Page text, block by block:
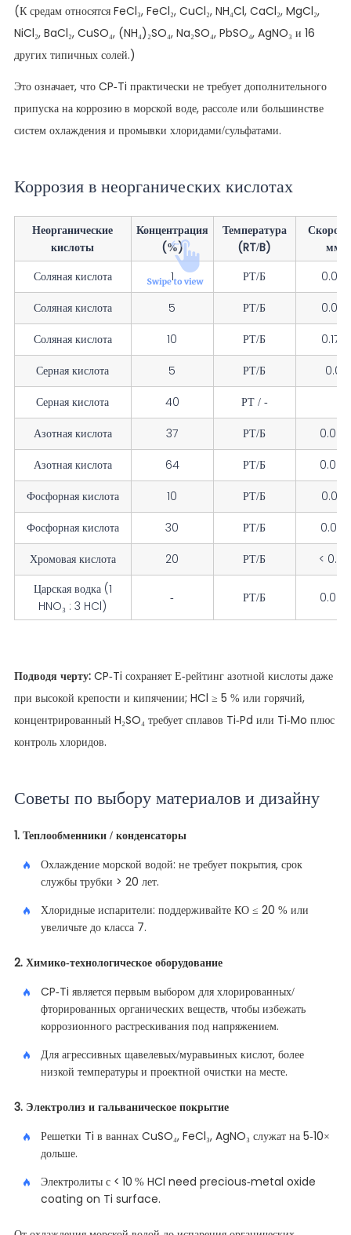
(К средам относятся FeCl₃, FeCl₂, CuCl₂, NH₄Cl, CaCl₂, MgCl₂,
NiCl₂, BaCl₂, CuSO₄, (NH₄)₂SO₄, Na₂SO₄, PbSO₄, AgNO₃ и 16
других типичных солей.)
Это означает, что CP-Ti практически не требует дополнительного
припуска на коррозию в морской воде, рассоле или большинстве
систем охлаждения и промывки хлоридами/сульфатами.
Коррозия в неорганических кислотах
Неорганические
кислоты
Концентрация
(%)
Температура
(RT/B)
мм/
Соляная кислота
1 РТ/Б
Соляная кислота
5 РТ/Б
Соляная кислота
10 РТ/Б
Серная кислота
5 РТ/Б
Серная кислота
40 РТ / -
Азотная кислота
37 РТ/Б
0.000
Азотная кислота
64 РТ/Б
0.000
Фосфорная кислота
10 РТ/Б
Фосфорная кислота
30 РТ/Б
Хромовая кислота
20 РТ/Б
<
Царская водка (1
HNO₃ : 3 HCl)
- РТ/Б 0.000
Подводя черту:CP-Ti сохраняет Е-рейтинг азотной кислоты даже
при высокой крепости и кипячении; HCl ≥ 5 % или горячий,
концентрированный H₂SO₄ требует сплавов Ti-Pd или Ti-Mo плюс
контроль хлоридов.
Советы по выбору материалов и дизайну
1. Теплообменники / конденсаторы
Охлаждение морской водой: не требует покрытия, срок
службы трубки > 20 лет.
Хлоридные испарители: поддерживайте КО ≤ 20 % или
увеличьте до класса 7.
2. Химико-технологическое оборудование
CP-Ti является первым выбором для хлорированных/
фторированных органических веществ, чтобы избежать
коррозионного растрескивания под напряжением.
Для агрессивных щавелевых/муравьиных кислот, более
низкой температуры и проектной очистки на месте.
3. Электролиз и гальваническое покрытие
Решетки Ti в ваннах CuSO₄, FeCl₃, AgNO₃ служат на 5-10×
дольше.
Электролиты с < 10 % HCl need precious‑metal oxide
coating on Ti surface.